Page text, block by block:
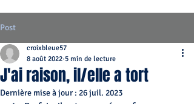
Post
J'ai raison, il/elle a tort
croixbleue57
8 août 2022 5 min de lecture
Dernière mise à jour : 26 juil. 2023